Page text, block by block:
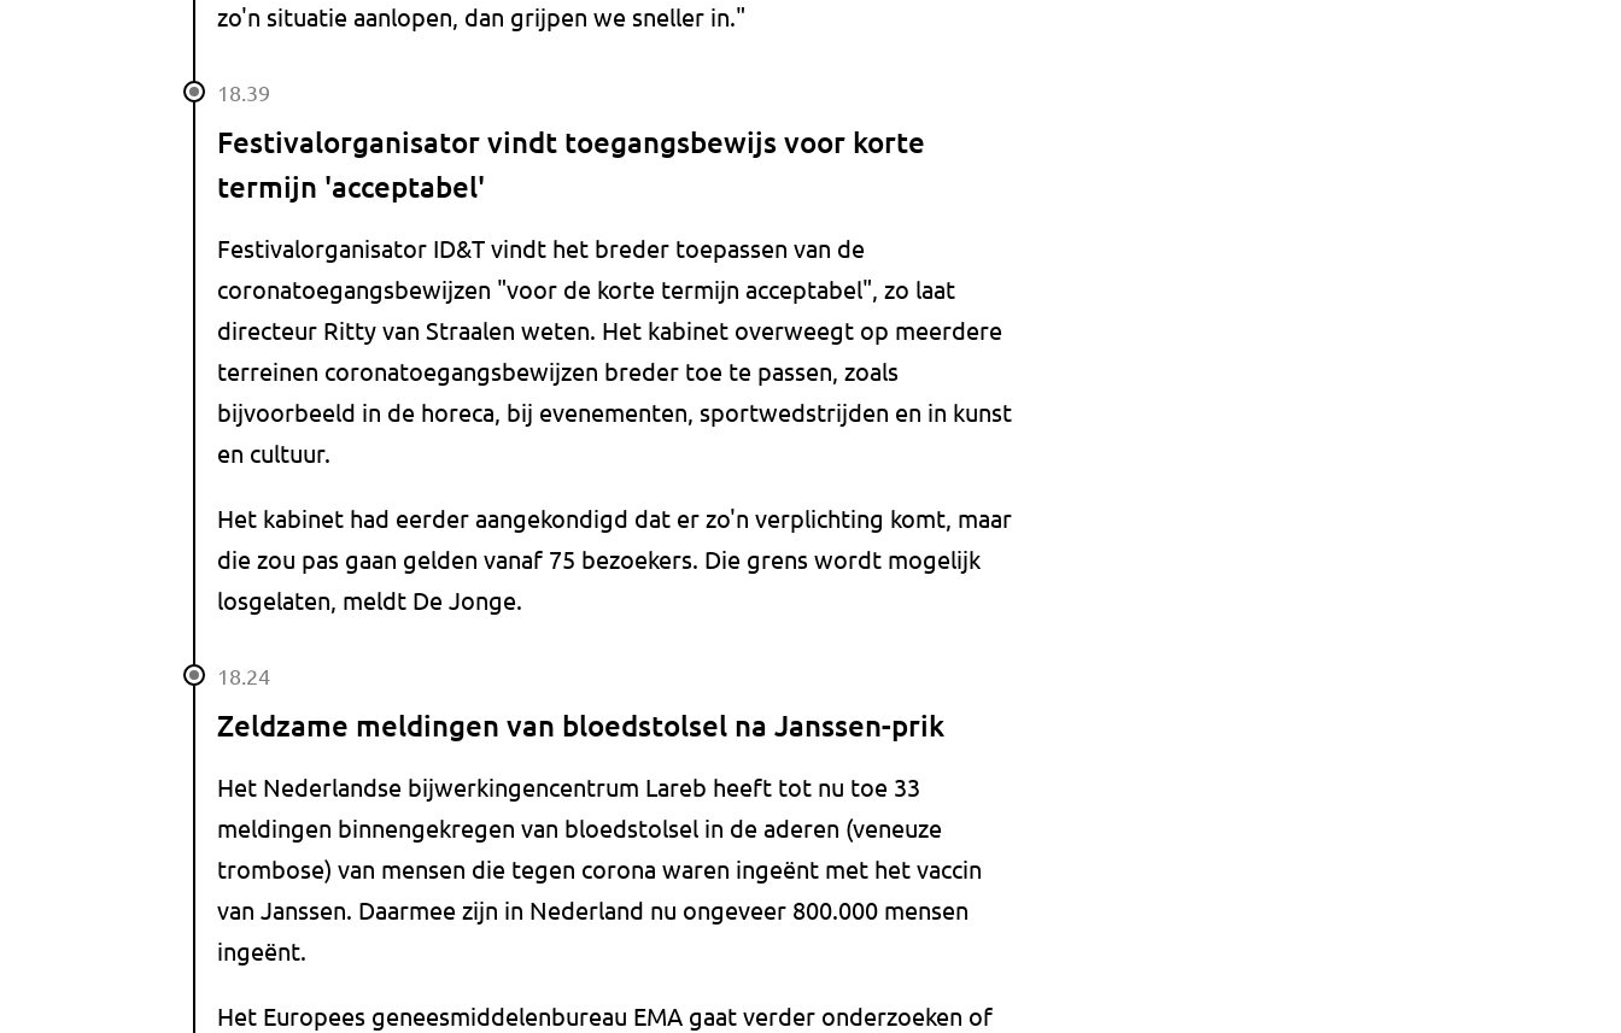
zo'n situatie aanlopen, dan grijpen we sneller in."
18.39
Festivalorganisator vindt toegangsbewijs voor korte
termijn 'acceptabel'
Festivalorganisator ID&T vindt het breder toepassen van de
coronatoegangsbewijzen "voor de korte termijn acceptabel", zo laat
directeur Ritty van Straalen weten. Het kabinet overweegt op meerdere
terreinen coronatoegangsbewijzen breder toe te passen, zoals
bijvoorbeeld in de horeca, bij evenementen, sportwedstrijden en in kunst
en cultuur.
Het kabinet had eerder aangekondigd dat er zo'n verplichting komt, maar
die zou pas gaan gelden vanaf 75 bezoekers. Die grens wordt mogelijk
losgelaten, meldt De Jonge.
18.24
Zeldzame meldingen van bloedstolsel na Janssen-prik
Het Nederlandse bijwerkingencentrum Lareb heeft tot nu toe 33
meldingen binnengekregen van bloedstolsel in de aderen (veneuze
trombose) van mensen die tegen corona waren ingeënt met het vaccin
van Janssen. Daarmee zijn in Nederland nu ongeveer 800.000 mensen
ingeënt.
Het Europees geneesmiddelenbureau EMA gaat verder onderzoeken of